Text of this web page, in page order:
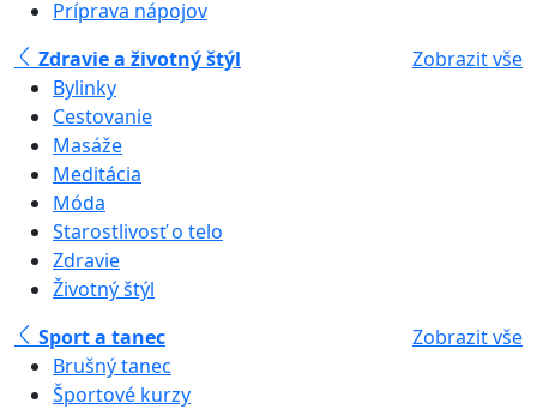
Príprava nápojov
Zdravie a životný štýl
Zobrazit vše
Bylinky
Cestovanie
Masáže
Meditácia
Móda
Starostlivosť o telo
Zdravie
Životný štýl
Sport a tanec
Zobrazit vše
Brušný tanec
Športové kurzy